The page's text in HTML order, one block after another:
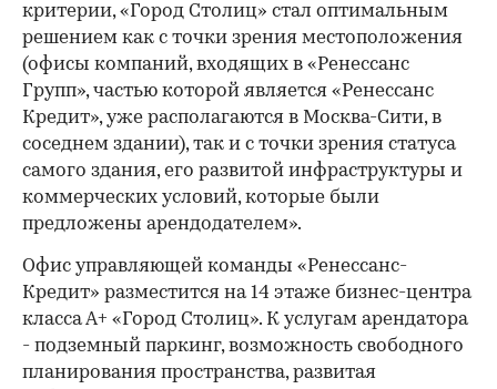
критерии, «Город Столиц» стал оптимальным
решением как с точки зрения местоположения
(офисы компаний, входящих в «Ренессанс
Групп», частью которой является «Ренессанс
Кредит», уже располагаются в Москва-Сити, в
соседнем здании), так и с точки зрения статуса
самого здания, его развитой инфраструктуры и
коммерческих условий, которые были
предложены арендодателем».
Офис управляющей команды «Ренессанс-
Кредит» разместится на 14 этаже бизнес-центра
класса А+ «Город Столиц». К услугам арендатора
- подземный паркинг, возможность свободного
планирования пространства, развитая